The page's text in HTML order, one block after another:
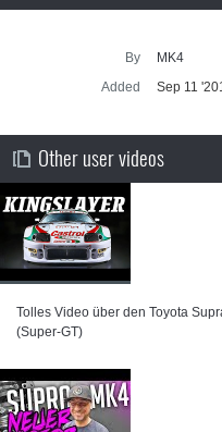
By
MK4
Added
Sep 11
Other user videos
Tolles Video über den Toyota
(Super-GT)